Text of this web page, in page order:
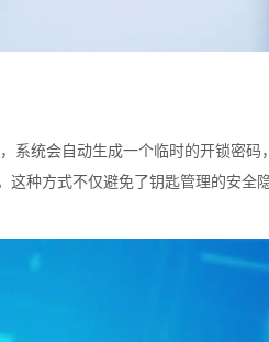
系统会自动生成一个临时的开锁密码
种方式不仅避免了钥匙管理的安全